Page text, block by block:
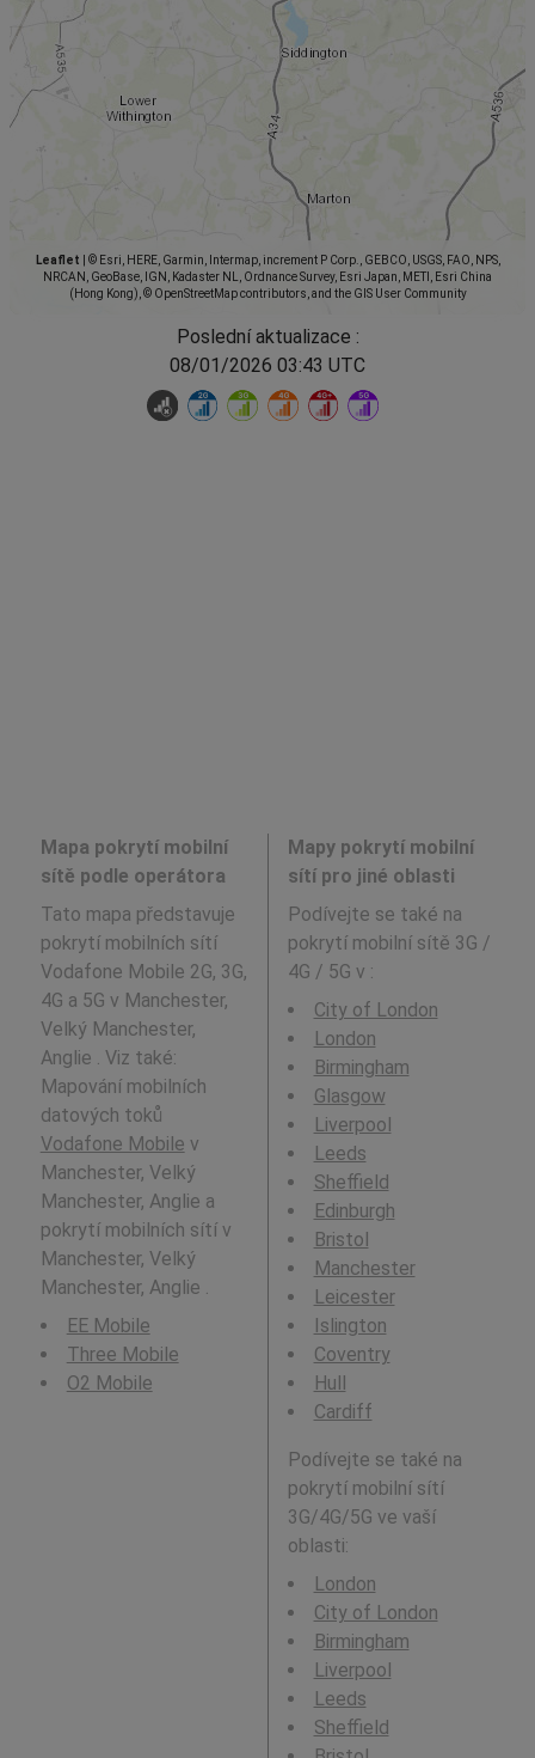
Leaflet
© Esri, HERE, Garmin, Intermap, increment P Corp., GEBCO, USGS, FAO, NPS,
NRCAN, GeoBase, IGN, Kadaster NL, Ordnance Survey, Esri Japan, METI, Esri China
(Hong Kong), © OpenStreetMap contributors, and the GIS User Community
Poslední aktualizace :
08/01/2026 03:43 UTC
Mapa pokrytí mobilní
sítě podle operátora
Tato mapa představuje
pokrytí mobilních sítí
Vodafone Mobile 2G, 3G,
4G a 5G v Manchester,
Velký Manchester,
Anglie . Viz také:
Mapování mobilních
datových toků
Vodafone Mobile v
Manchester, Velký
Manchester, Anglie a
pokrytí mobilních sítí v
Manchester, Velký
Manchester, Anglie .
EE Mobile
Three Mobile
O2 Mobile
Mapy pokrytí mobilní
sítí pro jiné oblasti
Podívejte se také na
pokrytí mobilní sítě 3G /
4G / 5G v :
City of London
London
Birmingham
Glasgow
Liverpool
Leeds
Sheffield
Edinburgh
Bristol
Manchester
Leicester
Islington
Coventry
Hull
Cardiff
Podívejte se také na
pokrytí mobilní sítí
3G/4G/5G ve vaší
oblasti:
London
City of London
Birmingham
Liverpool
Leeds
Sheffield